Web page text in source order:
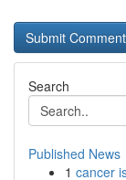
Search
Published News
1 cancer